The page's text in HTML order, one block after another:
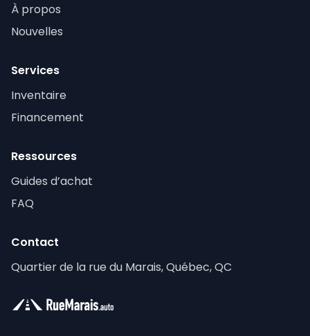
À propos
Nouvelles
Services
Inventaire
Financement
Ressources
Guides d’achat
FAQ
Contact
Quartier de la rue du Marais, Québec, QC